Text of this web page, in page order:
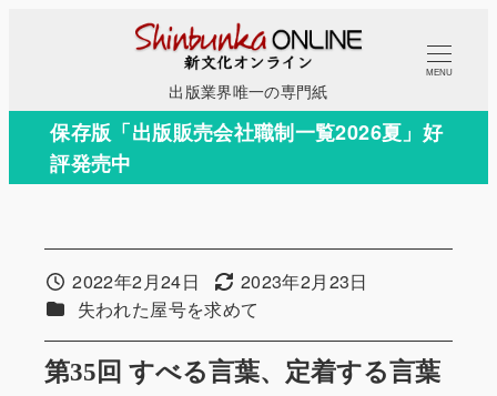
コ
テ
出版業界唯一の専門紙
MENU
保存版「出版販売会社職制一覧2026夏」好
評発売中
第35回 すべる言葉、定着する言葉
投稿日2022年2月24日 更新日2023年2月23日
カテゴリー
失われた屋号を求めて